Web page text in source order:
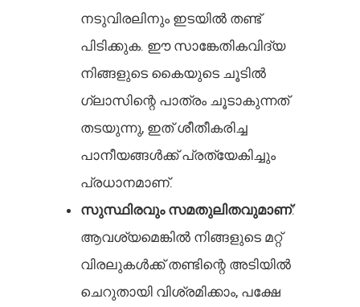
നടുവിരലിനും ഇടയിൽ തണ്ട്
പിടിക്കുക. ഈ സാങ്കേതികവിദ്യ
നിങ്ങളുടെ കൈയുടെ ചൂടിൽ
ഗ്ലാസിന്റെ പാത്രം ചൂടാകുന്നത്
തടയുന്നു, ഇത് ശീതീകരിച്ച
പാനീയങ്ങൾക്ക് പ്രത്യേകിച്ചും
പ്രധാനമാണ്.
സുസ്ഥിരവും സമതുലിതവുമാണ്:
ആവശ്യമെങ്കിൽ നിങ്ങളുടെ മറ്റ്
വിരലുകൾക്ക് തണ്ടിന്റെ അടിയിൽ
ചെറുതായി വിശ്രമിക്കാം, പക്ഷേ